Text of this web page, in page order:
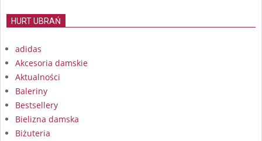
HURT UBRAŃ
adidas
Akcesoria damskie
Aktualności
Baleriny
Bestsellery
Bielizna damska
Biżuteria